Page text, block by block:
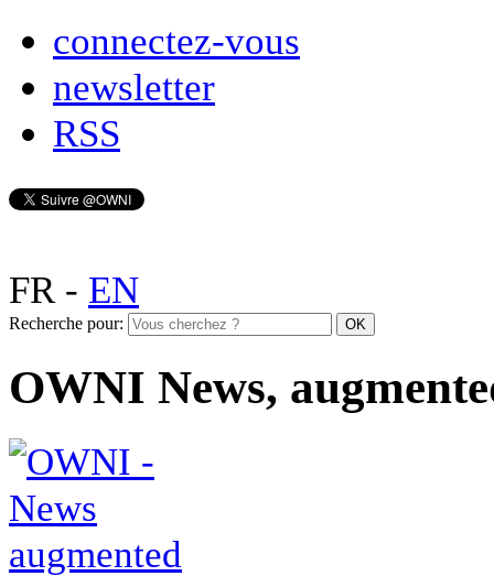
connectez-vous
newsletter
RSS
FR- EN
Recherche pour:
OWNI News,